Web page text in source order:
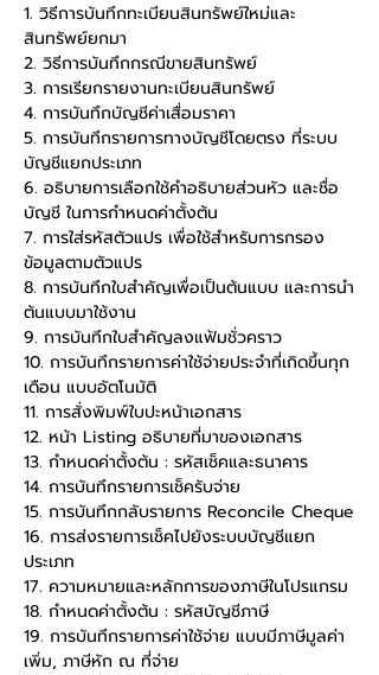
1. วิธีการบันทึกทะเบียนสินทรัพย์ใหม่และ
สินทรัพย์ยกมา
2. วิธีการบันทึกกรณีขายสินทรัพย์
3. การเรียกรายงานทะเบียนสินทรัพย์
4. การบันทึกบัญชีค่าเสื่อมราคา
5. การบันทึกรายการทางบัญชีโดยตรง ที่ระบบ
บัญชีแยกประเภท
6. อธิบายการเลือกใช้คำอธิบายส่วนหัว และชื่อ
บัญชี ในการกำหนดค่าตั้งต้น
7. การใส่รหัสตัวแปร เพื่อใช้สำหรับการกรอง
ข้อมูลตามตัวแปร
8. การบันทึกใบสำคัญเพื่อเป็นต้นแบบ และการนำ
ต้นแบบมาใช้งาน
9. การบันทึกใบสำคัญลงแฟ้มชั่วคราว
10. การบันทึกรายการค่าใช้จ่ายประจำที่เกิดขึ้นทุก
เดือน แบบอัตโนมัติ
11. การสั่งพิมพ์ใบปะหน้าเอกสาร
12. หน้า Listing อธิบายที่มาของเอกสาร
13. กำหนดค่าตั้งต้น : รหัสเช็คและธนาคาร
14. การบันทึกรายการเช็ครับจ่าย
15. การบันทึกกลับรายการ Reconcile Cheque
16. การส่งรายการเช็คไปยังระบบบัญชีแยก
ประเภท
17. ความหมายและหลักการของภาษีในโปรแกรม
18. กำหนดค่าตั้งต้น : รหัสบัญชีภาษี
19. การบันทึกรายการค่าใช้จ่าย แบบมีภาษีมูลค่า
เพิ่ม, ภาษีหัก ณ ที่จ่าย